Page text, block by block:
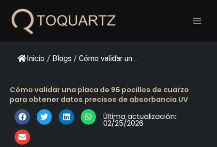
contenido
Inicio / Blogs / Cómo validar un...
Cómo validar una placa de 96 pocillos de cuarzo
para obtener datos precisos de absorbancia UV
Última actualización:
02/25/2026